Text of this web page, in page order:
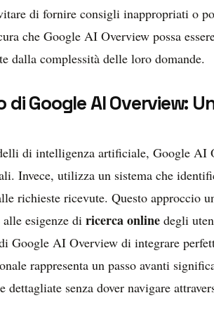
di fornire consigli inappropriati o
che Google AI Overview possa
dalla complessità delle loro domande.
Google AI Overview:
di intelligenza artificiale, Google AI
Invece, utilizza un sistema che
richieste ricevute. Questo approccio
esigenze di ricerca online degli
Google AI Overview di integrare
rappresenta un passo avanti
dettagliate senza dover navigare